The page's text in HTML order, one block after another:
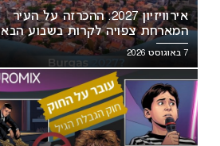
אירוויזיון 2027: ההכרזה על העיר
המארחת צפויה לקרות בשבוע הבא
7 באוגוסט 2026